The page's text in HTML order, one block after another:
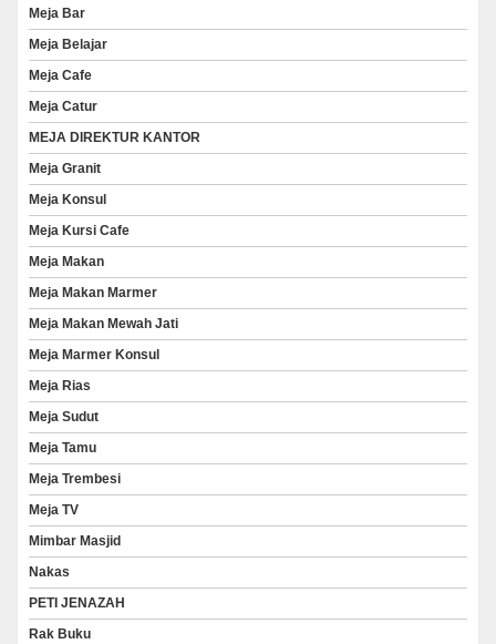
Meja Bar
Meja Belajar
Meja Cafe
Meja Catur
MEJA DIREKTUR KANTOR
Meja Granit
Meja Konsul
Meja Kursi Cafe
Meja Makan
Meja Makan Marmer
Meja Makan Mewah Jati
Meja Marmer Konsul
Meja Rias
Meja Sudut
Meja Tamu
Meja Trembesi
Meja TV
Mimbar Masjid
Nakas
PETI JENAZAH
Rak Buku